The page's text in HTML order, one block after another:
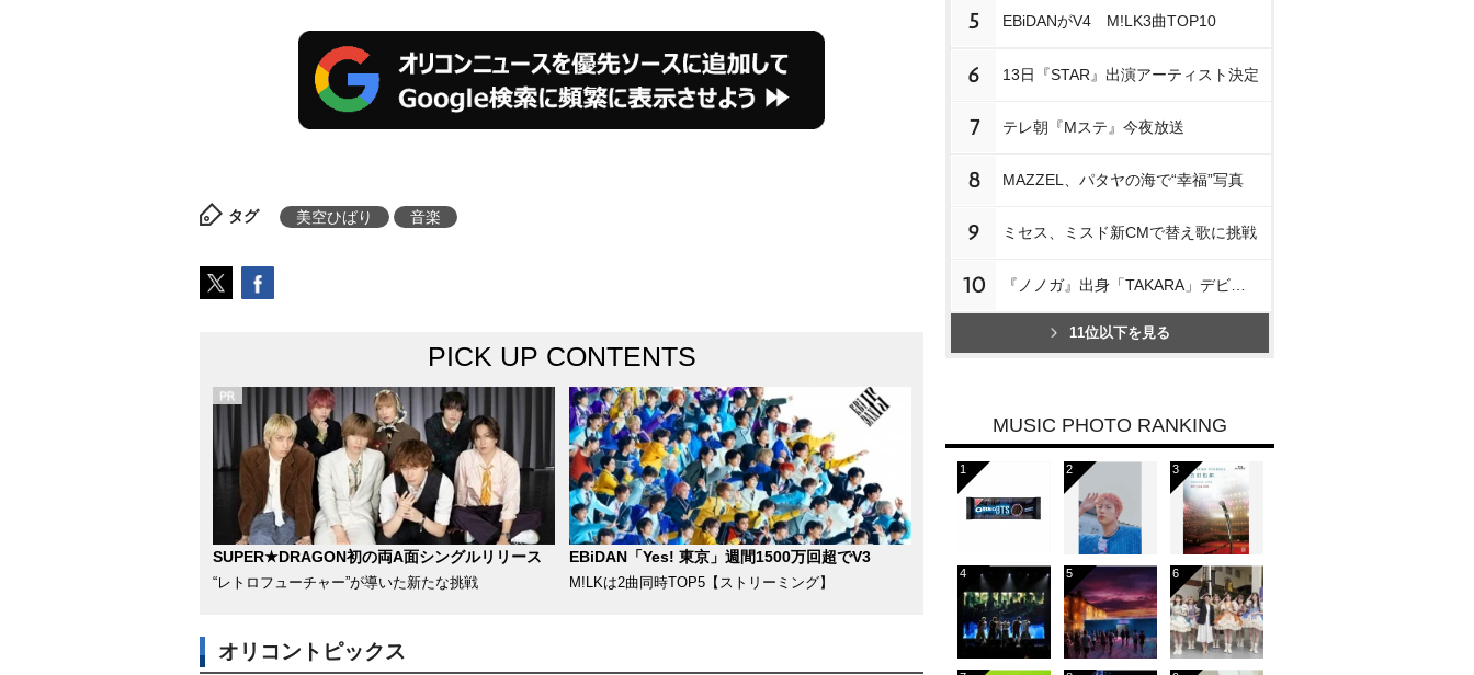
タグ 美空ひばり 音楽
PICK UP CONTENTS
SUPER★DRAGON初の両A面シングルリリース
“レトロフューチャー”が導いた新たな挑戦
EBiDAN「Yes! 東京」週間1500万回超でV3
M!LKは2曲同時TOP5【ストリーミング】
オリコントピックス
5 EBiDANがV4 M!LK3曲TOP10
6 13日『STAR』出演アーティスト決定
7 テレ朝『Mステ』今夜放送
8 MAZZEL、パタヤの海で“幸福”写真
9 ミセス、ミスド新CMで替え歌に挑戦
10
11位以下を見る
MUSIC PHOTO RANKING